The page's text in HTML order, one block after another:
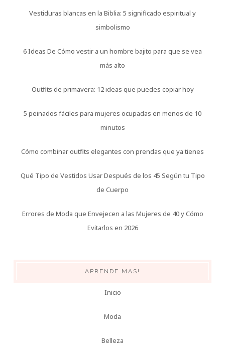
Vestiduras blancas en la Biblia: 5 significado espiritual y
simbolismo
6 Ideas De Cómo vestir a un hombre bajito para que se vea
más alto
Outfits de primavera: 12 ideas que puedes copiar hoy
5 peinados fáciles para mujeres ocupadas en menos de 10
minutos
Cómo combinar outfits elegantes con prendas que ya tienes
Qué Tipo de Vestidos Usar Después de los 45 Según tu Tipo
de Cuerpo
Errores de Moda que Envejecen a las Mujeres de 40 y Cómo
Evitarlos en 2026
APRENDE MAS!
Inicio
Moda
Belleza